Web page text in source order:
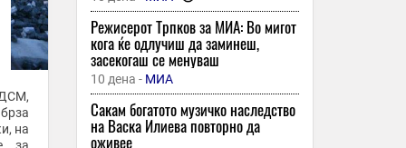
на
ПРАВЕЦ: Едно лице веднаш
пренесено во болница, се создаваат
големи гужви!
18 минути -Прв
SUPER Fresh Music: Carly Rae Jepsen –
Don’t Leave Me on the Dance Floor
18 минути -Охрид Прес
Америка во ќорсокак?; Трамп доби
сте се наежиле од стиховите, добро
е!“
Режисерот Трпков за МИА: Во мигот
кога ќе одлучиш да заминеш,
засекогаш се менуваш
10 дена - МИА
Сакам богатото музичко наследство
на Васка Илиева повторно да
оживее